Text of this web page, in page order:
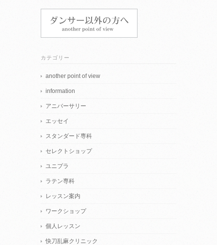
カテゴリー
another point of view
information
アニバーサリー
エッセイ
スタンダード専科
セレクトショップ
ユニプラ
ラテン専科
レッスン案内
ワークショップ
個人レッスン
快刀乱麻クリニック